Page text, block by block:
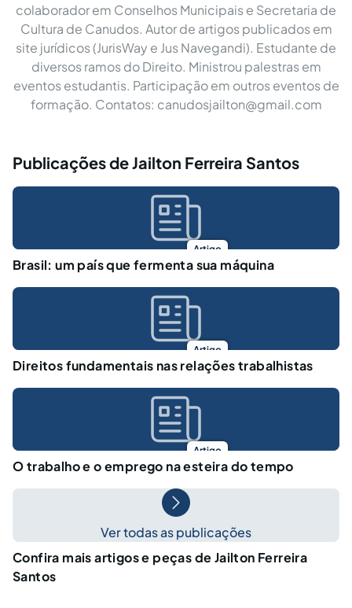
colaborador em Conselhos Municipais e Secretaria de
Cultura de Canudos. Autor de artigos publicados em
site jurídicos (JurisWay e Jus Navegandi). Estudante de
diversos ramos do Direito. Ministrou palestras em
eventos estudantis. Participação em outros eventos de
formação. Contatos: canudosjailton@gmail.com
Publicações de Jailton Ferreira Santos
Artigo
Brasil: um país que fermenta sua máquina
Artigo
Direitos fundamentais nas relações trabalhistas
Artigo
O trabalho e o emprego na esteira do tempo
Ver todas as publicações
Confira mais artigos e peças de Jailton Ferreira
Santos